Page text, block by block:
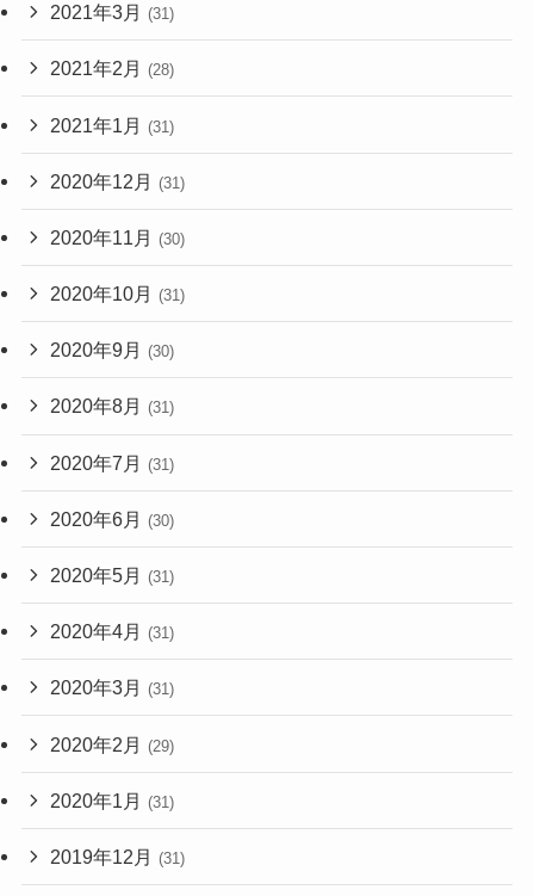
2021年3月 (31)
2021年2月 (28)
2021年1月 (31)
2020年12月 (31)
2020年11月 (30)
2020年10月 (31)
2020年9月 (30)
2020年8月 (31)
2020年7月 (31)
2020年6月 (30)
2020年5月 (31)
2020年4月 (31)
2020年3月 (31)
2020年2月 (29)
2020年1月 (31)
2019年12月 (31)